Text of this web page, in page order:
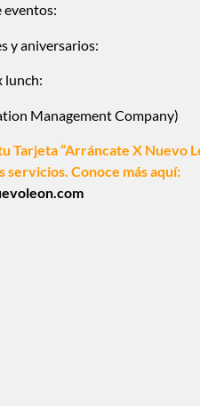
eventos:
y aniversarios:
lunch:
Management Company)
Tarjeta “Arráncate X Nuevo
servicios. Conoce más aquí: